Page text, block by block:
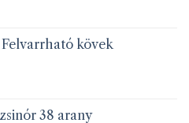
Felvarrható kövek
38 arany